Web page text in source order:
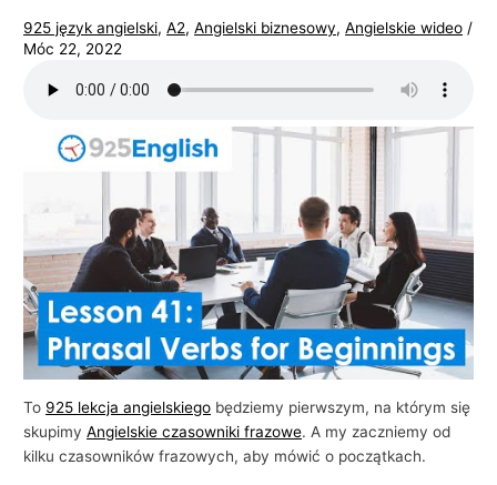
925 język angielski,A2,Angielski biznesowy,Angielskie wideo /
Móc 22, 2022
To 925 lekcja angielskiego będziemy pierwszym, na którym się
skupimyAngielskie czasowniki frazowe. A my zaczniemy od
kilku czasowników frazowych, aby mówić o początkach.